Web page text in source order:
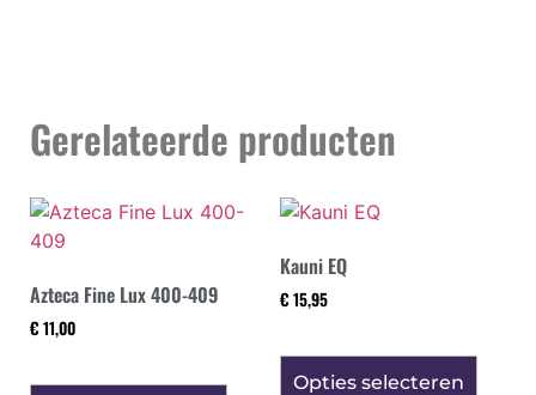
Gerelateerde producten
Azteca Fine Lux 400-409
€ 11,00
Kauni EQ
€ 15,95
Opties selecteren